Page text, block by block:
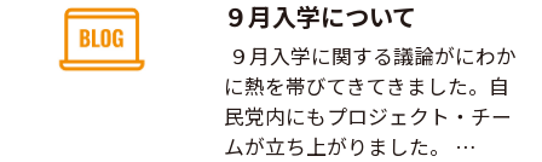
９月入学について
９月入学に関する議論がにわか
に熱を帯びてきてきました。自
民党内にもプロジェクト・チー
ムが立ち上がりました。 …